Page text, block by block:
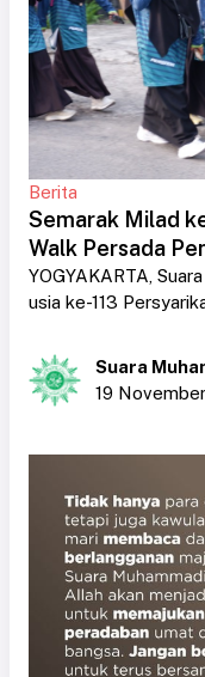
Berita
Semarak Milad
Walk Persada
YOGYAKARTA,
usia ke-113
Suara
19